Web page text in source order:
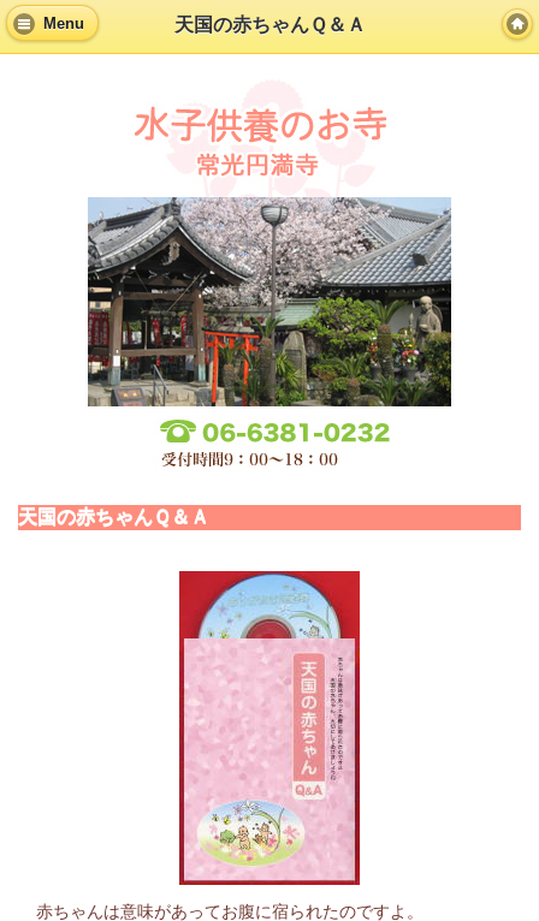
Menu 天国の赤ちゃんＱ＆Ａ
天国の赤ちゃんＱ＆Ａ
赤ちゃんは意味があってお腹に宿られたのですよ。